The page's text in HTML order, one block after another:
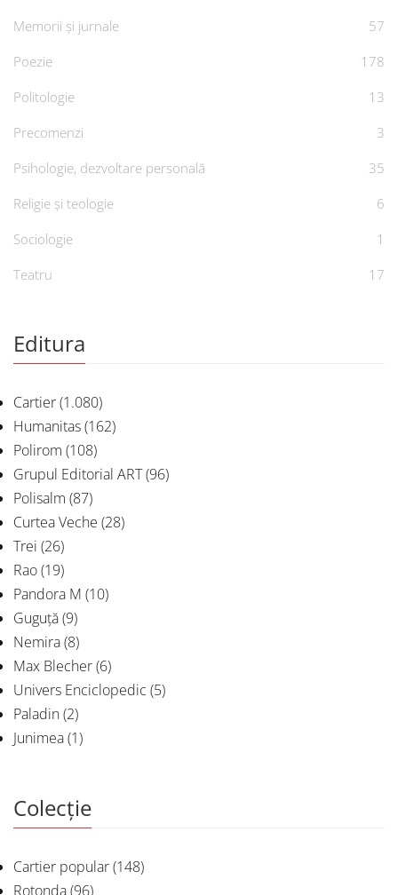
Memorii și jurnale
57
Poezie
178
Politologie
13
Precomenzi
3
Psihologie, dezvoltare personală
35
Religie și teologie
6
Sociologie
1
Teatru
17
Editura
Cartier(1.080)
Humanitas(162)
Polirom (108)
Grupul Editorial ART(96)
Polisalm (87)
Curtea Veche (28)
Trei (26)
Rao(19)
Pandora M (10)
Guguță(9)
Nemira(8)
Max Blecher(6)
Univers Enciclopedic (5)
Paladin(2)
Junimea(1)
Colecție
Cartier popular(148)
Rotonda(96)